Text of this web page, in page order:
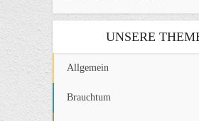
UNSERE
Allgemein
Brauchtum